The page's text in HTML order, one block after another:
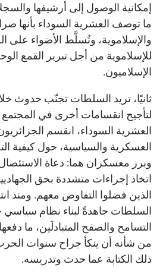
إمكانية الوصول إلى أرشيفها
ما توصف العشرية السوداء بأنها
والإسلاموية، وتُسلَّط الأضواء على
للإسلاموية من أجل تبرير القمع
الإسلاميون.
ثانيًا، تريد السلطات تجنّب حدوث
لتأجيج انقسامات أخرى في
العشرية السوداء، انقسم
العسكرية والسياسية، حول كيفية
وبرز معسكران هما: دعاة
اتخاذ إجراءات متشددة بحق
الذين فضلوا التفاوض معهم. ومنذ
السلطات جاهدةً لبناء نظام سياسي
التسامح والصفح المتبادلَين، ما
من شأنه أن ينكأ جراح سنوات
ذلك الكتابة عما حدث وتدريسه.